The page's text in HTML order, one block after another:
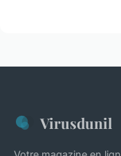
Virusdunil